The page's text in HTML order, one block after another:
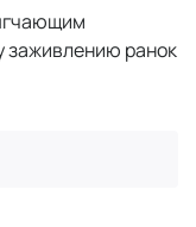
заживлению ранок